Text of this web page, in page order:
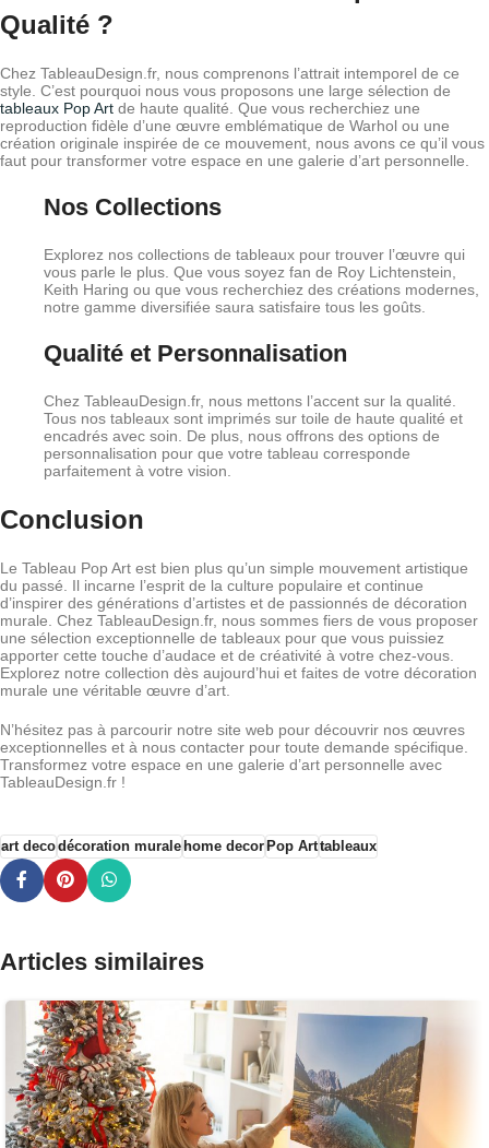
Qualité ?
Chez TableauDesign.fr, nous comprenons l’attrait intemporel de ce
style. C’est pourquoi nous vous proposons une large sélection de
tableaux Pop Art de haute qualité. Que vous recherchiez une
reproduction fidèle d’une œuvre emblématique de Warhol ou une
création originale inspirée de ce mouvement, nous avons ce qu’il vous
faut pour transformer votre espace en une galerie d’art personnelle.
Nos Collections
Explorez nos collections de tableaux pour trouver l’œuvre qui
vous parle le plus. Que vous soyez fan de Roy Lichtenstein,
Keith Haring ou que vous recherchiez des créations modernes,
notre gamme diversifiée saura satisfaire tous les goûts.
Qualité et Personnalisation
Chez TableauDesign.fr, nous mettons l’accent sur la qualité.
Tous nos tableaux sont imprimés sur toile de haute qualité et
encadrés avec soin. De plus, nous offrons des options de
personnalisation pour que votre tableau corresponde
parfaitement à votre vision.
Conclusion
Le Tableau Pop Art est bien plus qu’un simple mouvement artistique
du passé. Il incarne l’esprit de la culture populaire et continue
d’inspirer des générations d’artistes et de passionnés de décoration
murale. Chez TableauDesign.fr, nous sommes fiers de vous proposer
une sélection exceptionnelle de tableaux pour que vous puissiez
apporter cette touche d’audace et de créativité à votre chez-vous.
Explorez notre collection dès aujourd’hui et faites de votre décoration
murale une véritable œuvre d’art.
N’hésitez pas à parcourir notre site web pour découvrir nos œuvres
exceptionnelles et à nous contacter pour toute demande spécifique.
Transformez votre espace en une galerie d’art personnelle avec
TableauDesign.fr !
art decodécoration muralehome decorPop Arttableaux
Articles similaires